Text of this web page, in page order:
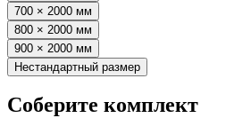
700 × 2000 мм
800 × 2000 мм
900 × 2000 мм
Нестандартный размер
Соберите комплект